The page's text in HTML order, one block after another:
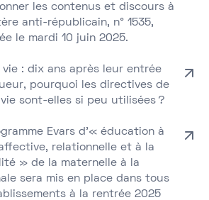
les contenus et discours à
anti-républicain, n° 1535,
le mardi 10 juin 2025.
vie : dix ans après leur entrée
pourquoi les directives de
sont-elles si peu utilisées ?
Evars d’« éducation à
relationnelle et à la
» de la maternelle à la
sera mis en place dans tous
à la rentrée 2025